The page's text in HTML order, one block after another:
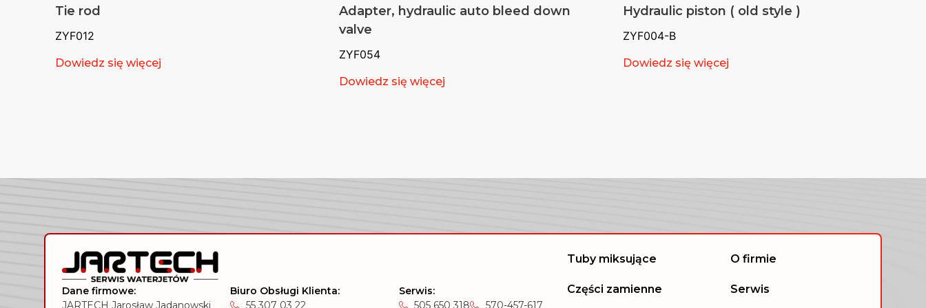
Tie rod
ZYF012
Dowiedz się więcej
Adapter, hydraulic auto bleed down
valve
ZYF054
Dowiedz się więcej
Hydraulic piston ( old style )
ZYF004-B
Dowiedz się więcej
Dane firmowe:
Biuro Obsługi Klienta:
Serwis:
Tuby miksujące
Części zamienne
O firmie
Serwis